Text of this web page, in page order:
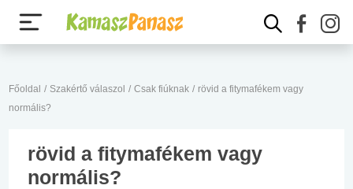
Főoldal / Szakértő válaszol / Csak fiúknak / rövid a fitymafékem vagy
normális?
rövid a fitymafékem vagy
normális?